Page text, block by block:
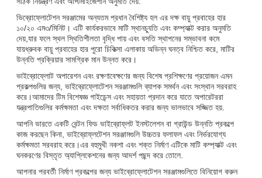
ভিব্রোফ্লোটেশন সরঞ্জামের অন্যতম প্রধান বৈশিষ্ট্য হল এর দক্ষ বায়ু প্রবাহের হার
১০/২০ এম৩/মিনিট। এটি কার্যকরভাবে মাটি স্থানচ্যুতি এবং কম্প্যাক্ট করার অনুমতি
দেয়,যার ফলে স্থল স্থিতিশীলতা বৃদ্ধি পায় এবং বসতি স্থাপনের সম্ভাবনা কমে
যায়ধ্রুবক বায়ু প্রবাহের হার পুরো চিকিত্সা এলাকায় অভিন্ন ঘনত্ব নিশ্চিত করে, মাটির
উন্নতি প্রক্রিয়ার সামগ্রিক মান উন্নত করে।
ভাইব্রোফ্লোট অপারেশন এবং রক্ষণাবেক্ষণের জন্য বিশেষ প্রশিক্ষণের প্রয়োজন এমন
প্রকল্পগুলির জন্য, ভাইব্রোফ্লোটেশন সরঞ্জামগুলি ব্যাপক সমর্থন এবং সংস্থান সরবরাহ
করে।আমাদের টিম বিশেষজ্ঞ গাইডেন্স এবং সহায়তা প্রদান করে যাতে অপারেটররা
যন্ত্রপাতিগুলির কর্মক্ষমতা এবং দক্ষতা সর্বাধিকতর করার জন্য ভালভাবে সজ্জিত হয়.
আপনি ভারতে একটি বেন্টন ফিড ভাইব্রোফ্লট ইনস্টলেশন বা গ্রাউন্ড উন্নতি প্রকল্পে
কাজ করছেন কিনা, ভাইব্রোফ্লটেশন সরঞ্জামগুলি উচ্চতর ফলাফল এবং নির্ভরযোগ্য
কর্মক্ষমতা সরবরাহ করে।এর বহুমুখী নকশা এবং শক্ত নির্মাণ এটিকে মাটি কম্প্যাক্ট এবং
ঘনকরণের বিস্তৃত অ্যাপ্লিকেশনের জন্য আদর্শ পছন্দ করে তোলে.
আপনার পরবর্তী নির্মাণ প্রকল্পের জন্য ভাইব্রোফ্লোটেশন সরঞ্জামগুলিতে বিনিয়োগ করুন